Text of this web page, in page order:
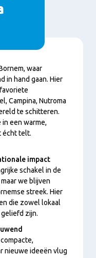
waar
in hand gaan. Hier
Campina, Nutroma
te schitteren.
in een warme,
écht telt.
impact
schakel in de
we blijven
streek. Hier
die zowel lokaal
zijn.
nieuwe ideeën vlug